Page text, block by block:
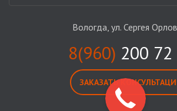
Вологда, ул. Сергея
8(960) 200 72
ЗАКАЗАТЬ